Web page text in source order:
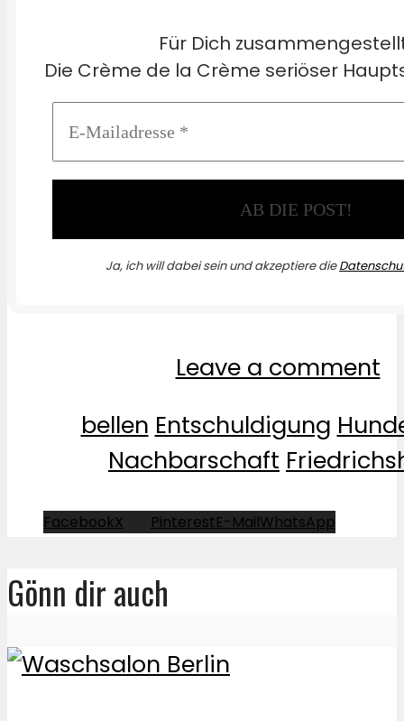
Für Dich
Die Crème de la Crème seriöser
Ja, ich will dabei sein und akzeptiere die
Leave a comment
bellen Entschuldigung
Nachbarschaft
FacebookX PinterestE-MailWhatsApp
Gönn dir auch